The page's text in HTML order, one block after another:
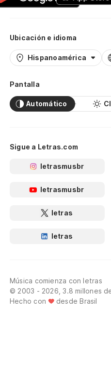
Ubicación e idioma
Hispanoamérica
Pantalla
Automático
Sigue a Letras.com
letrasmusbr
letrasmusbr
letras
letras
Música comienza con letras
© 2003 - 2026, 3.8 millones
Hecho con
desde Brasil